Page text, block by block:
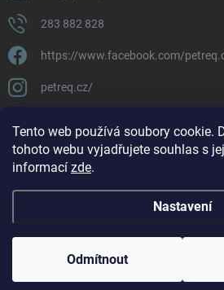
Tento web používá soubory cookie.
tohoto webu vyjadřujete souhlas s
informací zde.
Nastavení
Odmítnout
283 882 828
https://www.facebook.com/
petreq.cz/
Vytvořil
Copyright 2026 .